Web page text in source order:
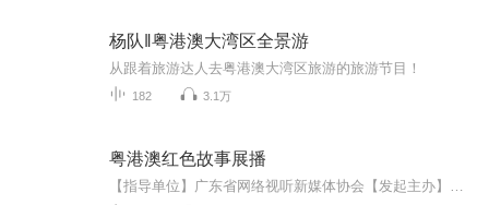
杨队‖粤港澳大湾区全景游
从跟着旅游达人去粤港澳大湾区旅游的旅游节目！
182 3.1万
粤港澳红色故事展播